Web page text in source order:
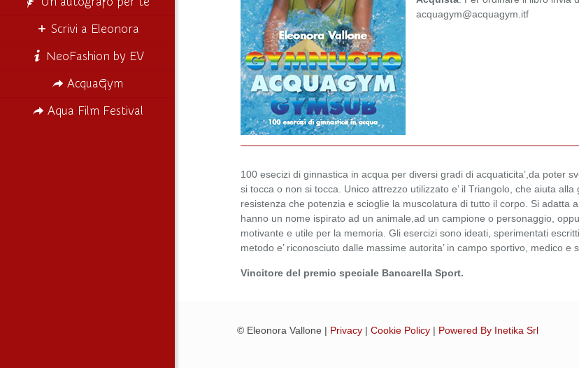
Scrivi a Eleonora
NeoFashion by EV
AcquaGym
Aqua Film Festival
acquagym@acquagym.itf
100 esecizi di ginnastica in acqua per diversi gradi di acquaticita’,da poter
si tocca o non si tocca. Unico attrezzo utilizzato e’ il Triangolo, che aiuta alla
resistenza che potenzia e scioglie la muscolatura di tutto il corpo. Si adatta
hanno un nome ispirato ad un animale,ad un campione o personaggio,
motivante e utile per la memoria. Gli esercizi sono ideati, sperimentati
metodo e’ riconosciuto dalle massime autorita’ in campo sportivo, medico e
Vincitore del premio speciale Bancarella Sport.
© Eleonora Vallone | Privacy | Cookie Policy | Powered By Inetika Srl